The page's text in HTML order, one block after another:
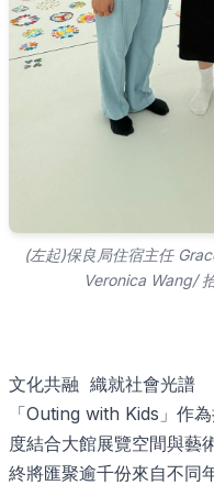
(左起)保良局住宿主任
Veronica Wang/
文化共融 織就社會光譜
「Outing with Kids」作
度結合大館展覽空間與藝
終將匯聚逾千份來自不同